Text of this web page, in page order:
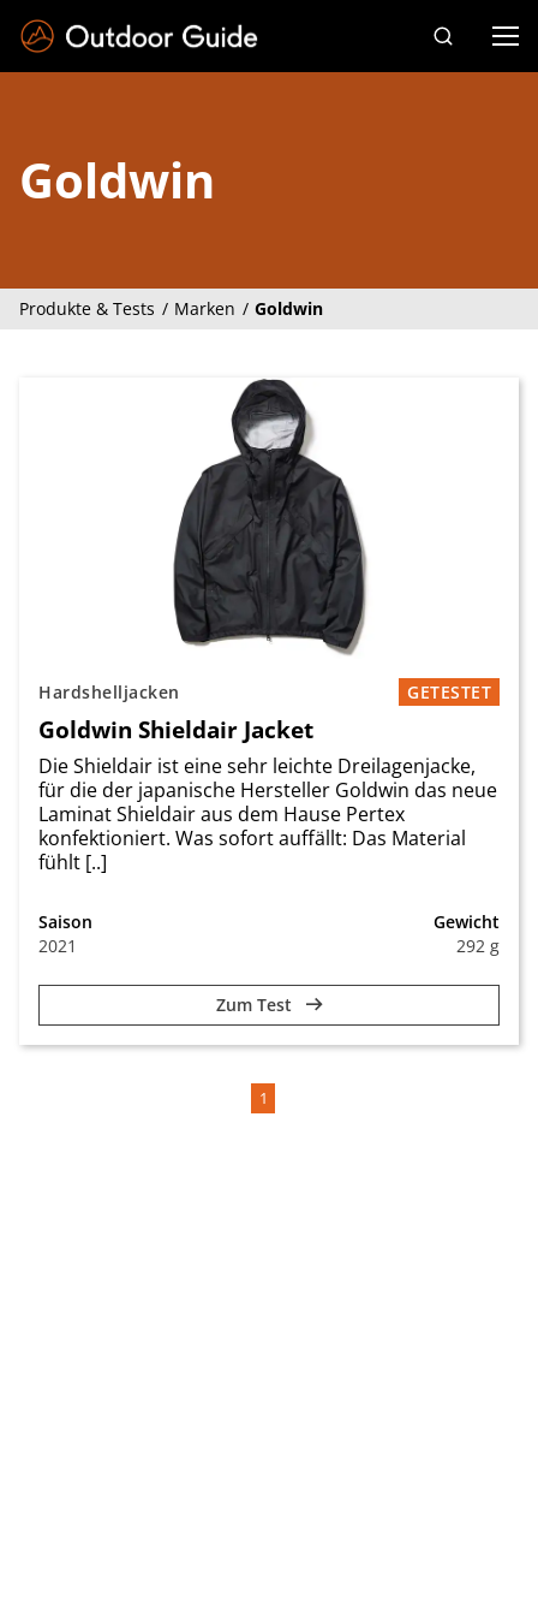
Goldwin
Produkte & Tests Marken Goldwin
Hardshelljacken GETESTET
Goldwin Shieldair Jacket
Die Shieldair ist eine sehr leichte Dreilagenjacke,
für die der japanische Hersteller Goldwin das neue
Laminat Shieldair aus dem Hause Pertex
konfektioniert. Was sofort auffällt: Das Material
fühlt [..]
Saison
2021
Gewicht
292 g
Zum Test
1